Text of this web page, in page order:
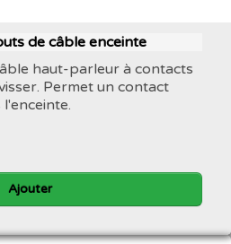
de câble enceinte
haut-parleur à contacts
Permet un contact
Ajouter